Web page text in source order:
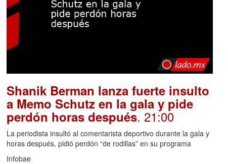
Shanik Berman lanza fuerte insulto
a Memo Schutz en la gala y pide
perdón horas después. 21:00
La periodista insultó al comentarista deportivo durante la gala y
horas después, pidió perdón “de rodillas” en su programa
Infobae